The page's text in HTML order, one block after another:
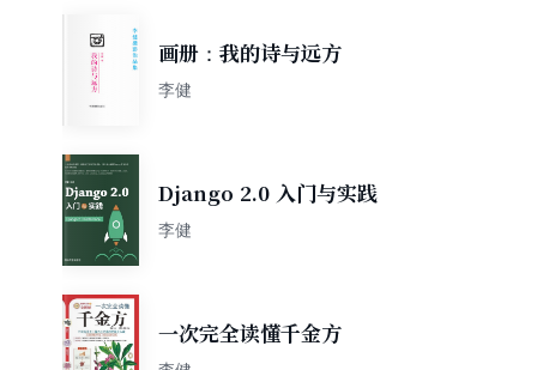
画册：我的诗与远方
李健
Django 2.0 入门与实践
李健
一次完全读懂千金方